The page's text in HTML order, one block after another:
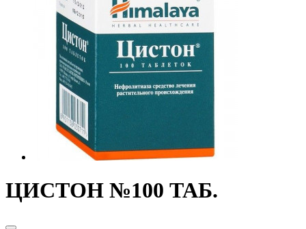
ЦИСТОН №100 ТАБ.